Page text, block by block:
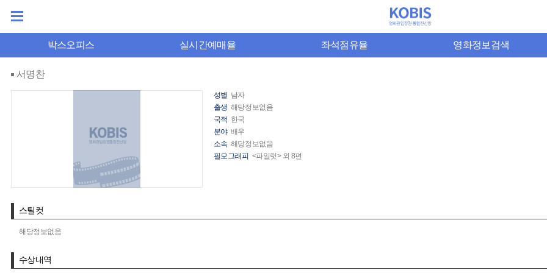
박스오피스 실시간예매율 좌석점유율 영화정보검색
서명찬
성별 남자
출생 해당정보없음
국적 한국
분야 배우
소속 해당정보없음
필모그래피 <파일럿> 외 8편
스틸컷
해당정보없음
수상내역